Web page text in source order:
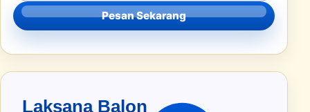
Pesan Sekarang